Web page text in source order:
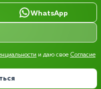
WhatsApp
и даю свое Согласие